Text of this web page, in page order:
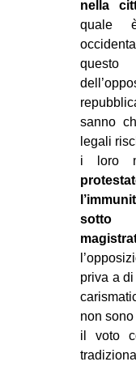
nella
quale
sanno
legali
i loro
sotto
priva a
non
il voto